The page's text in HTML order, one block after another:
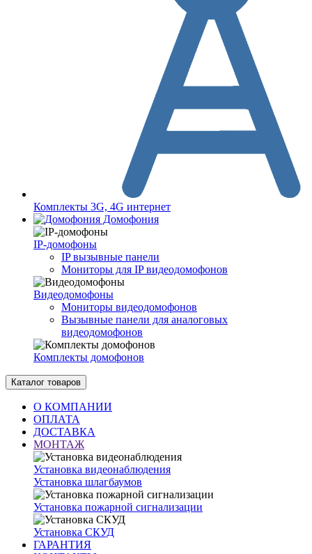
Комплекты 3G, 4G интернет
Домофония
IP-домофоны
IP вызывные панели
Мониторы для IP видеодомофонов
Видеодомофоны
Мониторы видеодомофонов
Вызывные панели для аналоговых
видеодомофонов
Комплекты домофонов
Каталог товаров
О КОМПАНИИ
ОПЛАТА
ДОСТАВКА
МОНТАЖ
Установка видеонаблюдения
Установка шлагбаумов
Установка пожарной сигнализации
Установка СКУД
ГАРАНТИЯ